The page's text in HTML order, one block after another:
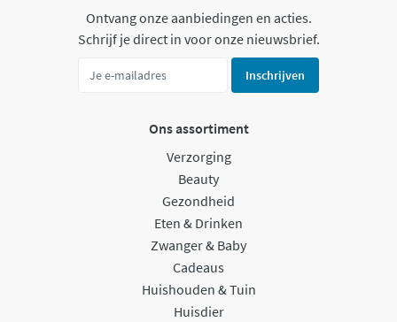
Ontvang onze aanbiedingen en acties.
Schrijf je direct in voor onze nieuwsbrief.
Inschrijven
Ons assortiment
Verzorging
Beauty
Gezondheid
Eten & Drinken
Zwanger & Baby
Cadeaus
Huishouden & Tuin
Huisdier